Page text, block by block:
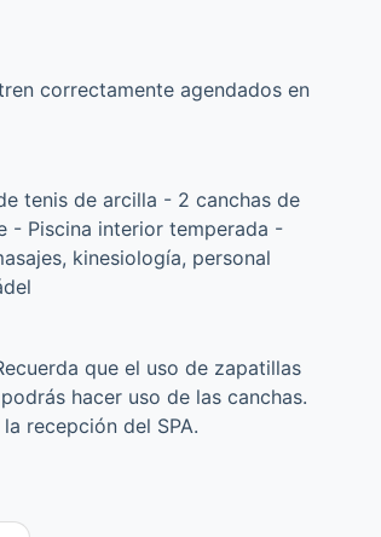
correctamente agendados en
tenis de arcilla - 2 canchas de
- Piscina interior temperada -
kinesiología, personal
que el uso de zapatillas
hacer uso de las canchas.
recepción del SPA.